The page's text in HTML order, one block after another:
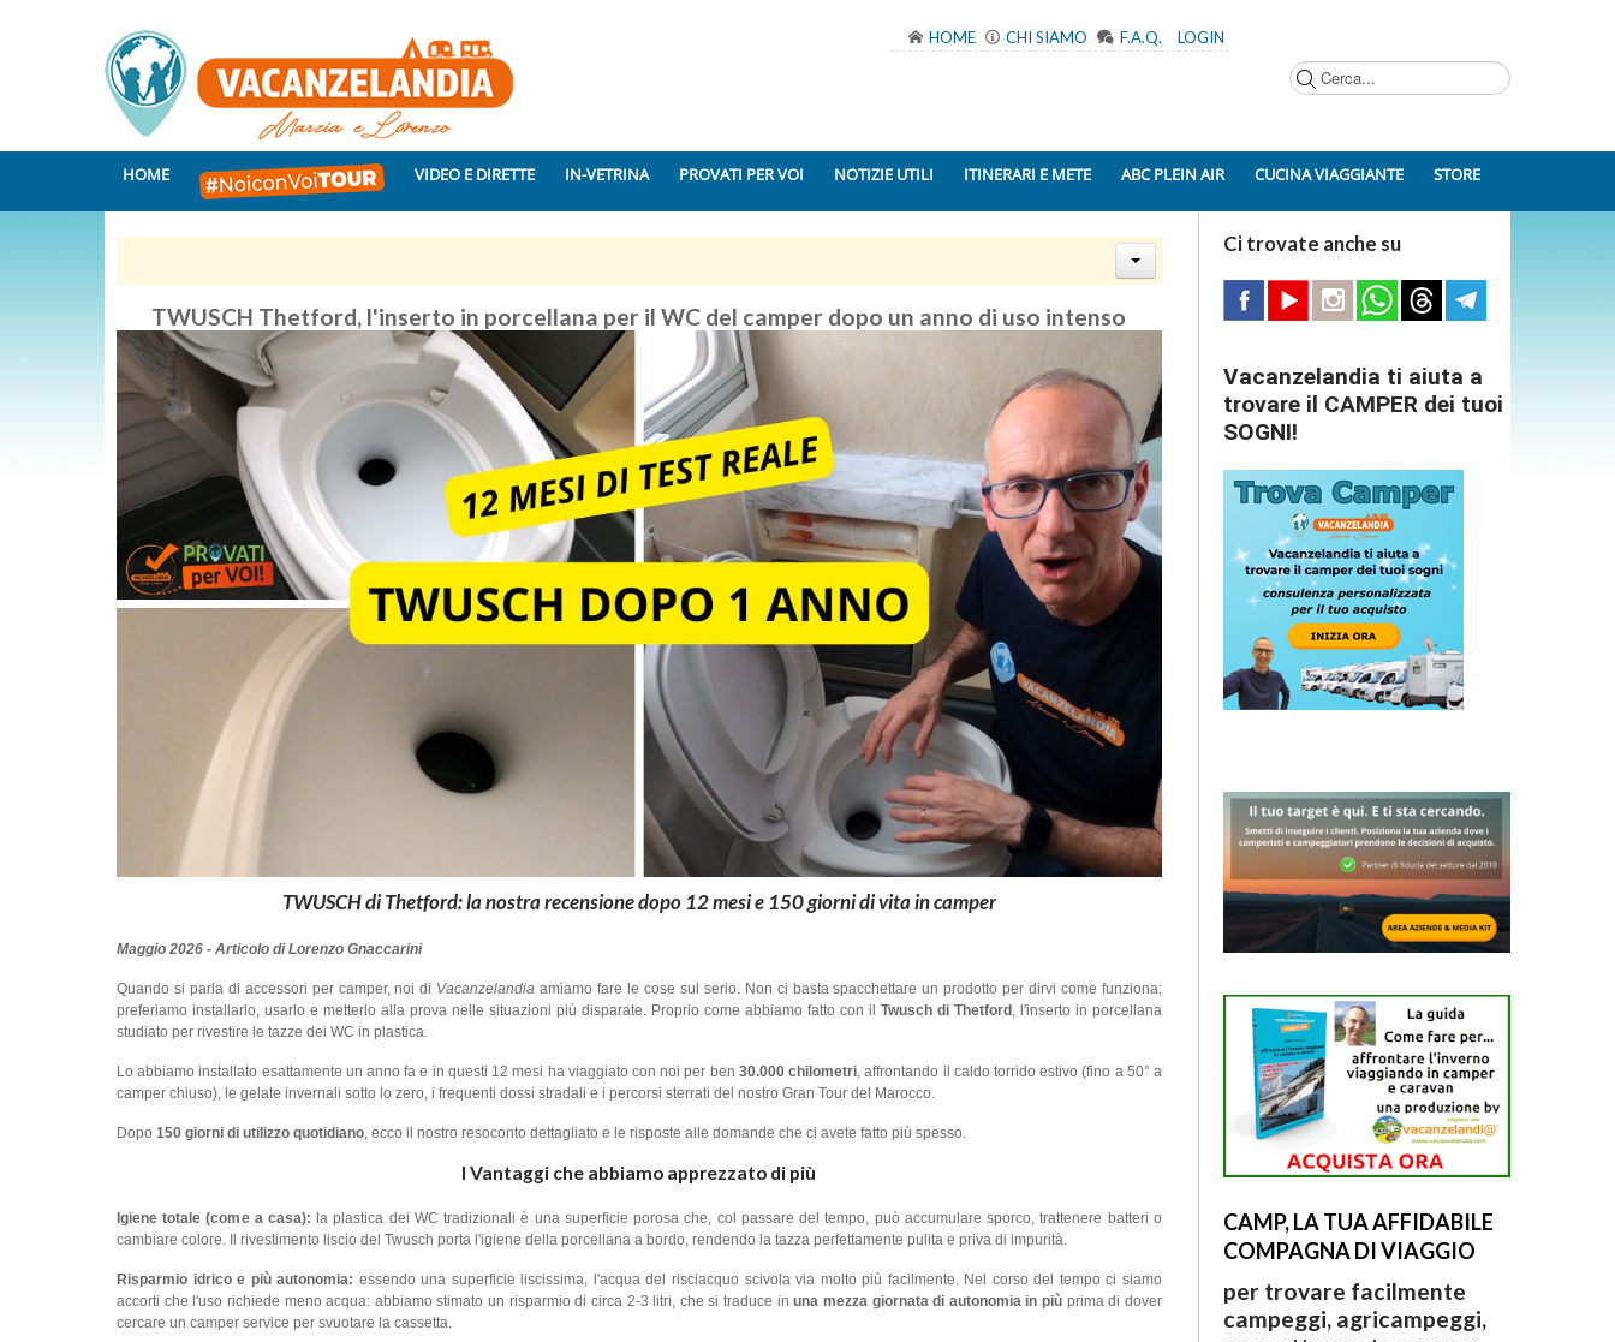
HOME CHI SIAMO F.A.Q. LOGIN
HOME VIDEO E DIRETTE IN-VETRINA PROVATI PER VOI NOTIZIE UTILI ITINERARI E METE ABC PLEIN AIR CUCINA VIAGGIANTE STORE
TWUSCH Thetford, l'inserto in porcellana per il WC del camper dopo un anno di uso intenso
TWUSCH di Thetford: la nostra recensione dopo 12 mesi e 150 giorni di vita in camper
Maggio 2026 - Articolo di Lorenzo Gnaccarini
Quando si parla di accessori per camper, noi di Vacanzelandia amiamo fare le cose sul serio. Non ci basta spacchettare un prodotto per dirvi come funziona;
preferiamo installarlo, usarlo e metterlo alla prova nelle situazioni più disparate. Proprio come abbiamo fatto con il Twusch di Thetford , l'inserto in porcellana
studiato per rivestire le tazze dei WC in plastica.
Lo abbiamo installato esattamente un anno fa e in questi 12 mesi ha viaggiato con noi per ben 30.000 chilometri, affrontando il caldo torrido estivo (fino a 50° a
camper chiuso), le gelate invernali sotto lo zero, i frequenti dossi stradali e i percorsi sterrati del nostro Gran Tour del Marocco.
Dopo 150 giorni di utilizzo quotidiano, ecco il nostro resoconto dettagliato e le risposte alle domande che ci avete fatto più spesso.
I Vantaggi che abbiamo apprezzato di più
Igiene totale (comea casa): la plastica dei WC tradizionali è una superficie porosa che, col passare del tempo, può accumulare sporco, trattenere batteri o
cambiare colore. Il rivestimento liscio del Twusch porta l'igiene della porcellana a bordo, rendendo la tazza perfettamente pulita e priva di impurità.
Risparmio idrico e più autonomia: essendo una superficie liscissima, l'acqua del risciacquo scivola via molto più facilmente. Nel corso del tempo ci siamo
accorti che l'uso richiede meno acqua: abbiamo stimato un risparmio di circa 2-3 litri, che si traduce inuna mezza giornata di autonomia in più prima di dover
cercare un camper service per svuotare la cassetta.
Ci trovate anche su
Vacanzelandia ti aiuta a
trovare il CAMPER dei tuoi
SOGNI!
CAMP, LA TUA AFFIDABILE
COMPAGNA DI VIAGGIO
per trovare facilmente
campeggi, agricampeggi,